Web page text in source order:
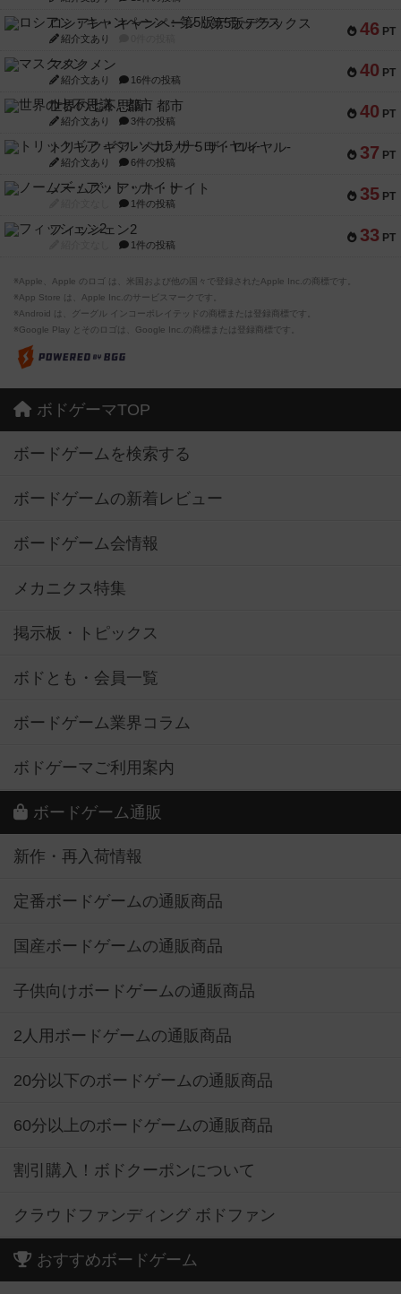
46 PT
ロシアン・キャンペーン：第5版デラックス
紹介文あり
40 PT
マスクメン
紹介文あり 16件の投稿
40 PT
世界の七不思議：都市
紹介文あり 3件の投稿
37 PT
トリックギア - ペルソナ5 ザ・ロイヤル-
紹介文あり 6件の投稿
35 PT
ノームズ・アット・ナイト
1件の投稿
33 PT
フィッシェン2
1件の投稿
※Apple、Apple のロゴ は、米国および他の国々で登録されたApple Inc.の商標です。
※App Store は、Apple Inc.のサービスマークです。
※Android は、グーグル インコーポレイテッドの商標または登録商標です。
※Google Play とそのロゴは、Google Inc.の商標または登録商標です。
ボドゲーマTOP
ボードゲームを検索する
ボードゲームの新着レビュー
ボードゲーム会情報
メカニクス特集
掲示板・トピックス
ボドとも・会員一覧
ボードゲーム業界コラム
ボドゲーマご利用案内
ボードゲーム通販
新作・再入荷情報
定番ボードゲームの通販商品
国産ボードゲームの通販商品
子供向けボードゲームの通販商品
2人用ボードゲームの通販商品
20分以下のボードゲームの通販商品
60分以上のボードゲームの通販商品
割引購入！ボドクーポンについて
クラウドファンディング ボドファン
おすすめボードゲーム